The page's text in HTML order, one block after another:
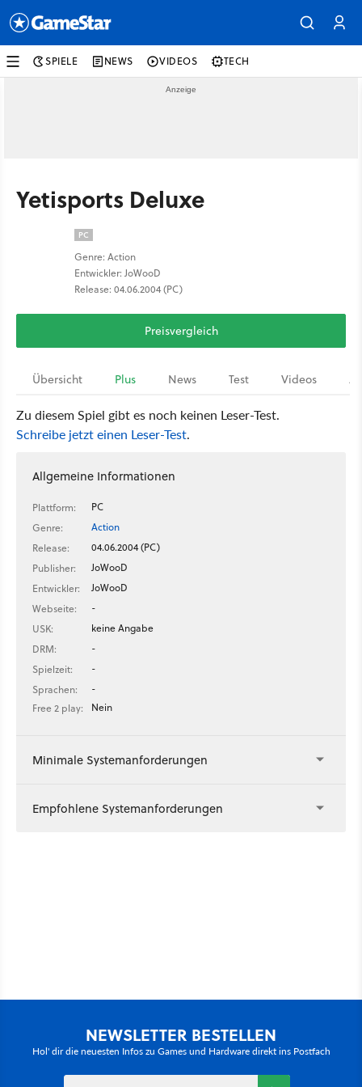
SPIELE NEWS VIDEOS TECH
Yetisports Deluxe
PC
Genre: Action
Entwickler: JoWooD
Release: 04.06.2004 (PC)
Preisvergleich
Übersicht Plus News Test Videos
Zu diesem Spiel gibt es noch keinen Leser-Test.
Schreibe jetzt einen Leser-Test.
Allgemeine Informationen
Plattform:
PC
Genre:
Action
Release:
04.06.2004 (PC)
Publisher:
JoWooD
Entwickler:
JoWooD
Webseite:
-
USK:
keine Angabe
DRM:
-
Spielzeit:
-
Sprachen:
-
Free 2 play:
Nein
Minimale Systemanforderungen
Empfohlene Systemanforderungen
NEWSLETTER BESTELLEN
Hol' dir die neuesten Infos zu Games und Hardware direkt ins Postfach